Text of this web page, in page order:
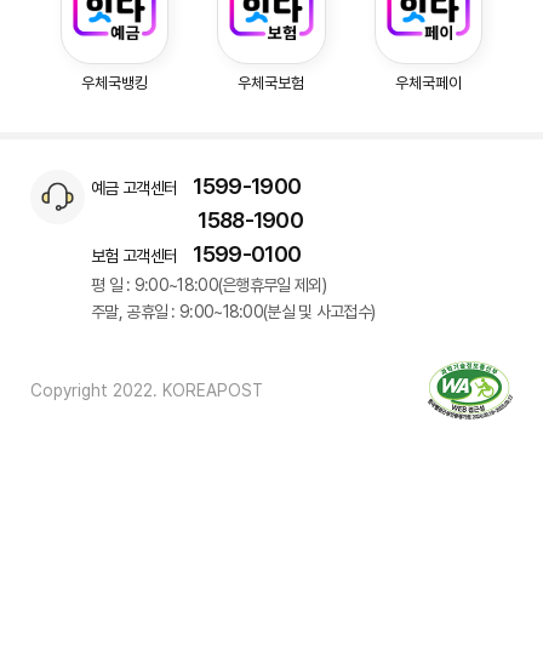
우체국뱅킹 우체국보험 우체국페이
예금 고객센터
1599-1900
1588-1900
보험 고객센터 1599-0100
평 일 : 9:00~18:00(은행휴무일 제외)
주말, 공휴일 : 9:00~18:00(분실 및 사고접수)
Copyright 2022. KOREAPOST